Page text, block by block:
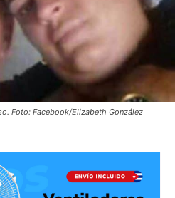
Foto: Facebook/Elizabeth González